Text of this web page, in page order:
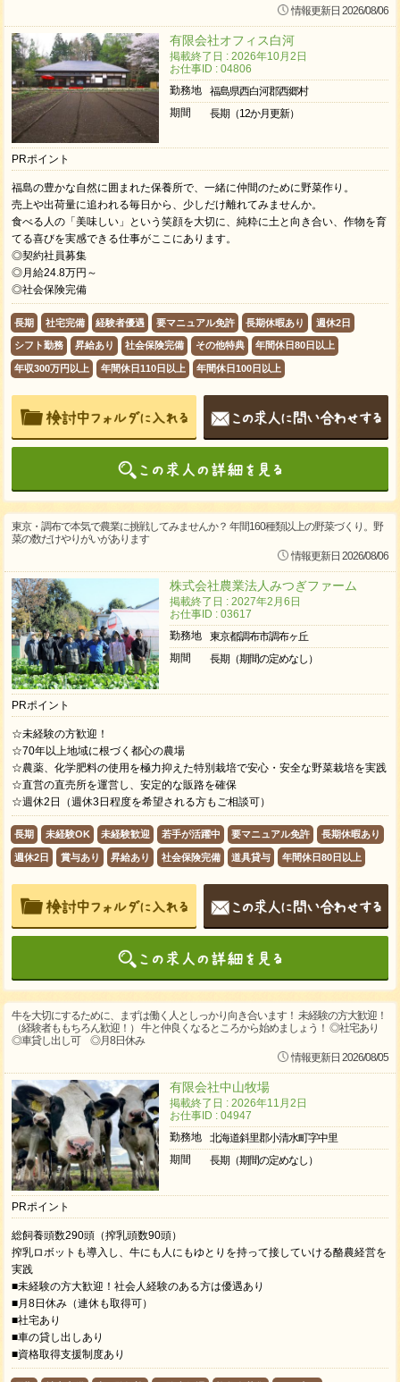
情報更新日 2026/08/06
有限会社オフィス白河
掲載終了日 : 2026年10月2日
お仕事ID : 04806
勤務地
福島県西白河郡西郷村
期間
長期（12か月更新）
PRポイント
福島の豊かな自然に囲まれた保養所で、一緒に仲間のために野菜作り。
売上や出荷量に追われる毎日から、少しだけ離れてみませんか。
食べる人の「美味しい」という笑顔を大切に、純粋に土と向き合い、作物を育
てる喜びを実感できる仕事がここにあります。
◎契約社員募集
◎月給24.8万円～
◎社会保険完備
長期 社宅完備 経験者優遇 要マニュアル免許 長期休暇あり 週休2日
シフト勤務 昇給あり 社会保険完備 その他特典 年間休日80日以上
年収300万円以上 年間休日110日以上 年間休日100日以上
東京・調布で本気で農業に挑戦してみませんか？ 年間160種類以上の野菜づくり。野
菜の数だけやりがいがあります
情報更新日 2026/08/06
株式会社農業法人みつぎファーム
掲載終了日 : 2027年2月6日
お仕事ID : 03617
勤務地
東京都調布市調布ヶ丘
期間
長期（期間の定めなし）
PRポイント
☆未経験の方歓迎！
☆70年以上地域に根づく都心の農場
☆農薬、化学肥料の使用を極力抑えた特別栽培で安心・安全な野菜栽培を実践
☆直営の直売所を運営し、安定的な販路を確保
☆週休2日（週休3日程度を希望される方もご相談可）
長期 未経験OK 未経験歓迎 若手が活躍中 要マニュアル免許 長期休暇あり
週休2日 賞与あり 昇給あり 社会保険完備 道具貸与 年間休日80日以上
牛を大切にするために、まずは働く人としっかり向き合います！ 未経験の方大歓迎！
（経験者ももちろん歓迎！） 牛と仲良くなるところから始めましょう！ ◎社宅あり
◎車貸し出し可 ◎月8日休み
情報更新日 2026/08/05
有限会社中山牧場
掲載終了日 : 2026年11月2日
お仕事ID : 04947
勤務地
北海道斜里郡小清水町字中里
期間
長期（期間の定めなし）
PRポイント
総飼養頭数290頭（搾乳頭数90頭）
搾乳ロボットも導入し、牛にも人にもゆとりを持って接していける酪農経営を
実践
■未経験の方大歓迎！社会人経験のある方は優遇あり
■月8日休み（連休も取得可）
■社宅あり
■車の貸し出しあり
■資格取得支援制度あり